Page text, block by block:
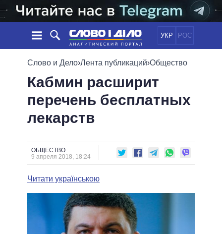
УКР РОС
НОВОСТИ
ЛЕНТА
СОБЫТИЯ
СТАТЬИ
МНЕНИЯ
ОБЗОРЫ
ДАЙДЖЕСТЫ
ПОЛИТИКА
ЭКОНОМИКА
ОБЕЩАНИЯ
ПОЛИТИКИ
ВСЕ ПОЛИТИКИ
ПРЕЗИДЕНТ И ОФИС
ВЕРХОВНАЯ РАДА
ВСЕ ПЕРСОНЫ
ВИДЕО
СРАВНЕНИЕ ПОЛИТИКОВ
Слово и Дело›Лента публикаций›Общество
Кабмин расширит
перечень бесплатных
лекарств
ОБЩЕСТВО
9 апреля 2018, 18:24
Читати українською